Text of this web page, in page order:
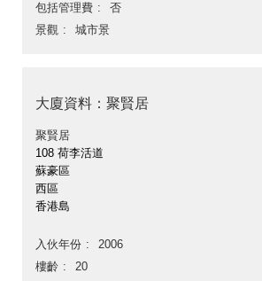
包括管理費
否
景觀
城市景
大廈資料：聚賢居
聚賢居
108 荷李活道
蘇豪區
西區
香港島
入伙年份
2006
樓齡
20